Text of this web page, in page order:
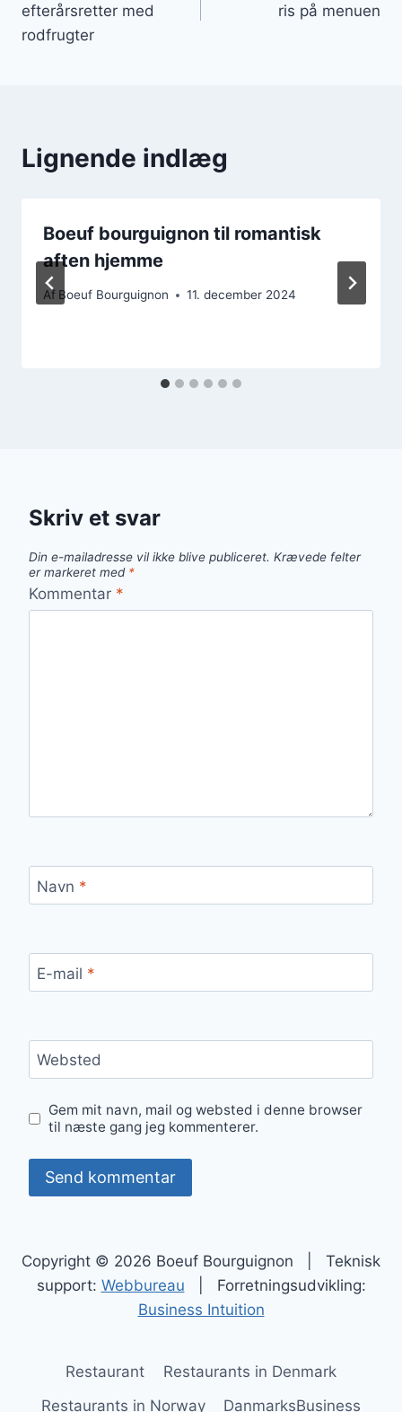
efterårsretter med
rodfrugter
ris på menuen
Lignende indlæg
Boeuf bourguignon til romantisk
aften hjemme
Af Boeuf Bourguignon 11. december 2024
Skriv et svar
Din e-mailadresse vil ikke blive publiceret. Krævede felter
er markeret med *
Kommentar *
Navn *
E-mail *
Websted
Gem mit navn, mail og websted i denne browser
til næste gang jeg kommenterer.
Copyright © 2026 Boeuf Bourguignon | Teknisk
support: Webbureau | Forretningsudvikling:
Business Intuition
Restaurant
Restaurants in Denmark
Restaurants in Norway
DanmarksBusiness